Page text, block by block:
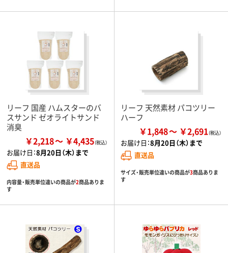
リーフ 国産 ハムスターのバ
スサンド ゼオライトサンド
消臭
￥2,218 ￥4,435
お届け日：8月20日（木）まで
直送品
内容量・販売単位違いの商品が2商品ありま
す
リーフ 天然素材 パコツリー
ハーフ
￥1,848 ￥2,691
お届け日：8月20日（木）まで
直送品
サイズ・販売単位違いの商品が3商品ありま
す